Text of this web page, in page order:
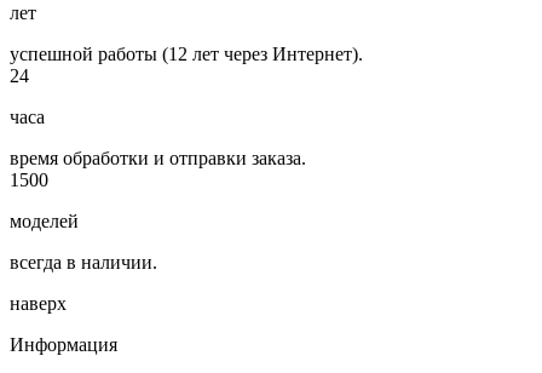
лет
успешной работы (12 лет через Интернет).
24
часа
время обработки и отправки заказа.
1500
моделей
всегда в наличии.
наверх
Информация